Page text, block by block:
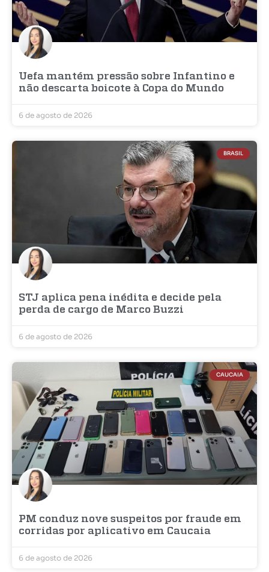
Uefa mantém pressão sobre Infantino e
não descarta boicote à Copa do Mundo
6 de agosto de 2026
BRASIL
STJ aplica pena inédita e decide pela
perda de cargo de Marco Buzzi
6 de agosto de 2026
CAUCAIA
PM conduz nove suspeitos por fraude em
corridas por aplicativo em Caucaia
6 de agosto de 2026